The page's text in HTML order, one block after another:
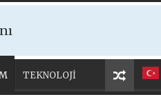
TEKNOLOJİ